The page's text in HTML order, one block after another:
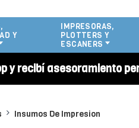
Y
IMPRESORAS,
PLOTTERS Y
ESCANERS
y recibí asesoramiento
Insumos De Impresion